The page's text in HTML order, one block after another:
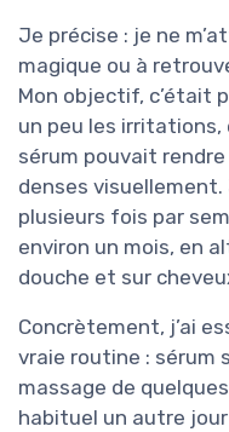
Je précise : je ne
magique ou à
Mon objectif, c’était
un peu les irritations,
sérum pouvait
denses visuellement.
plusieurs fois par
environ un mois, en
douche et sur
Concrètement, j’ai
vraie routine : sérum
massage de
habituel un autre